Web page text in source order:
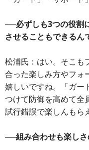
──必ずしも3つの役割
させることもできるん
松浦氏：はい。そこも
合った楽しみ方やフォ
嬉しいですね。「ガー
つけて防御を高めて全
試行錯誤で楽しんもら
──組み合わせも楽しさ